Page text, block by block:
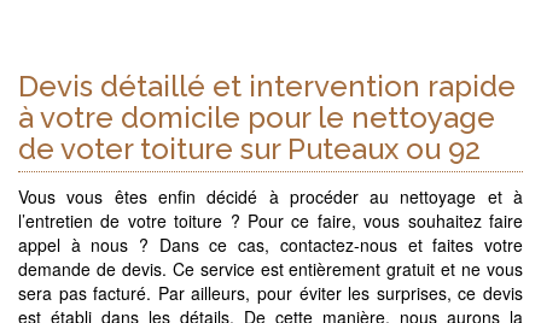
Devis détaillé et intervention rapide
à votre domicile pour le nettoyage
de voter toiture sur Puteaux ou 92
Vous vous êtes enfin décidé à procéder au nettoyage et à
l’entretien de votre toiture ? Pour ce faire, vous souhaitez faire
appel à nous ? Dans ce cas, contactez-nous et faites votre
demande de devis. Ce service est entièrement gratuit et ne vous
sera pas facturé. Par ailleurs, pour éviter les surprises, ce devis
est établi dans les détails. De cette manière, nous aurons la